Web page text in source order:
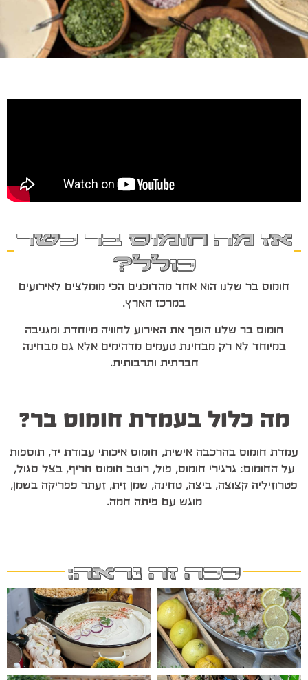
אז מה חומוס בר כשר
כולל?
חומוס בר שלנו הוא אחד מהדוכנים הכי מומלצים לאירועים
במרכז הארץ.
חומוס בר שלנו הופך את האירוע לחוויה מיוחדת ומגניבה
במיוחד לא רק מבחינת טעמים מדהימים אלא גם מבחינה
חברתית ותרבותית.
מה כלול בעמדת חומוס בר?
עמדת חומוס בהרכבה אישית, חומוס איכותי עבודת יד, תוספות
על החומוס: גרגירי חומוס, פול, רוטב חומוס חריף, בצל סגול,
פטרוזיליה קצוצה, ביצה, טחינה, שמן זית, זעתר פפריקה בשמן,
מוגש עם פיתה חמה.
ככה זה נראה: